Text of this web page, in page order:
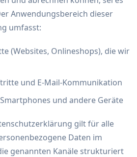
Anwendungsbereich dieser
umfasst:
(Websites, Onlineshops), die wir
und E-Mail-Kommunikation
und andere Geräte
gilt für alle
Daten im
genannten Kanäle strukturiert